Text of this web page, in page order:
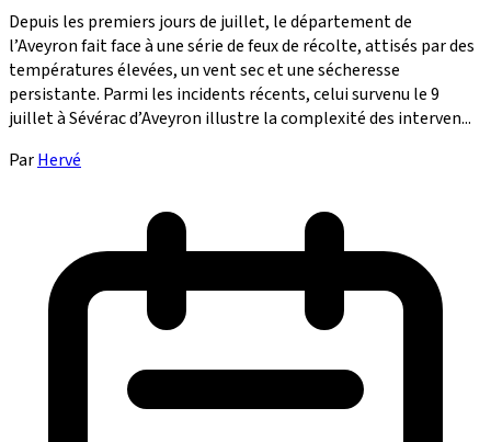
Depuis les premiers jours de juillet, le département de
l’Aveyron fait face à une série de feux de récolte, attisés par des
températures élevées, un vent sec et une sécheresse
persistante. Parmi les incidents récents, celui survenu le 9
juillet à Sévérac d’Aveyron illustre la complexité des interven...
ParHervé